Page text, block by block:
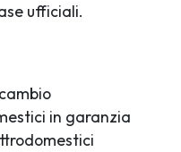
ufficiali.
in garanzia